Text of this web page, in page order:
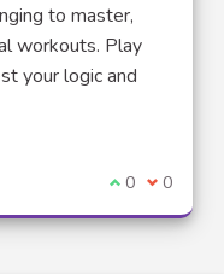
to master,
workouts. Play
your logic and
Je suis
0 Je ne
0